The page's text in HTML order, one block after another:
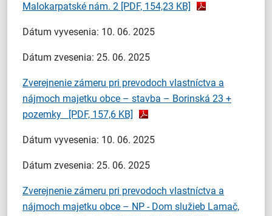
Malokarpatské nám. 2 [PDF, 154,23 KB]
Dátum vyvesenia: 10. 06. 2025
Dátum zvesenia: 25. 06. 2025
Zverejnenie zámeru pri prevodoch vlastníctva a
nájmoch majetku obce – stavba – Borinská 23 +
pozemky
[PDF, 157,6 KB]
Dátum vyvesenia: 10. 06. 2025
Dátum zvesenia: 25. 06. 2025
Zverejnenie zámeru pri prevodoch vlastníctva a
nájmoch majetku obce – NP - Dom služieb Lamač,